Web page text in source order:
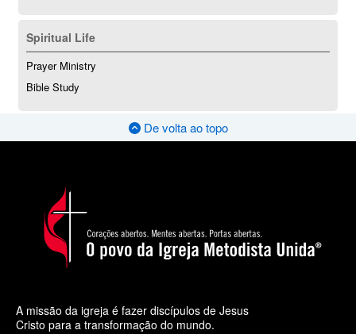
Spiritual Life
Prayer Ministry
Bible Study
De volta ao topo
A missão da igreja é fazer discípulos de Jesus
Cristo para a transformação do mundo.